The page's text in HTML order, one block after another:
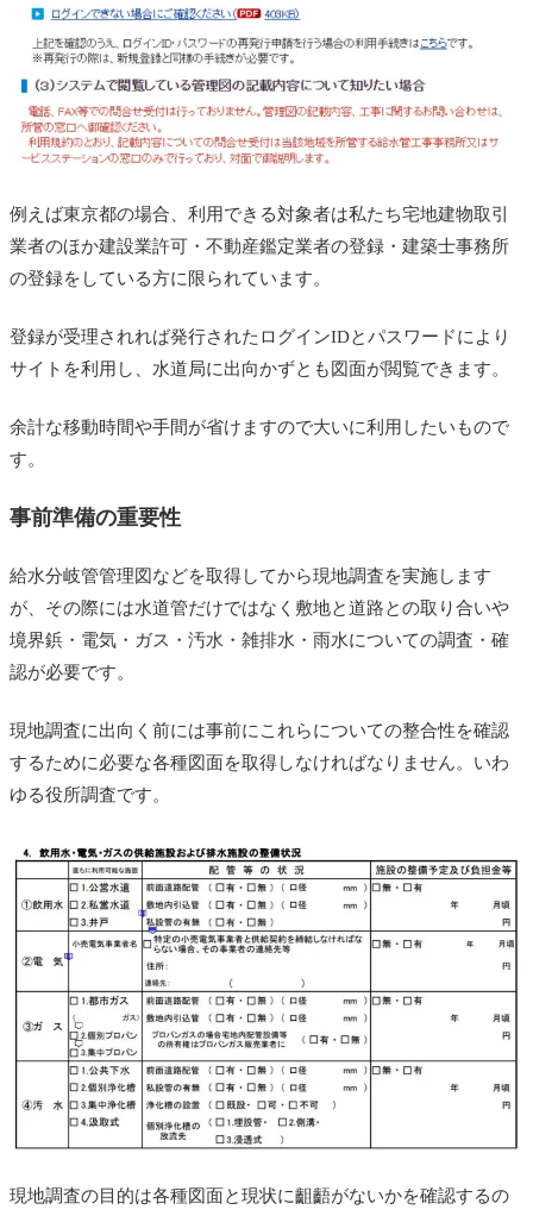
例えば東京都の場合、利用できる対象者は私たち宅地建物取引
業者のほか建設業許可・不動産鑑定業者の登録・建築士事務所
の登録をしている方に限られています。
登録が受理されれば発行されたログインIDとパスワードにより
サイトを利用し、水道局に出向かずとも図面が閲覧できます。
余計な移動時間や手間が省けますので大いに利用したいもので
す。
事前準備の重要性
給水分岐管管理図などを取得してから現地調査を実施します
が、その際には水道管だけではなく敷地と道路との取り合いや
境界鋲・電気・ガス・汚水・雑排水・雨水についての調査・確
認が必要です。
現地調査に出向く前には事前にこれらについての整合性を確認
するために必要な各種図面を取得しなければなりません。いわ
ゆる役所調査です。
現地調査の目的は各種図面と現状に齟齬がないかを確認するの